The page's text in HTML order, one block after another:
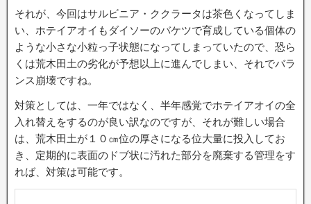
それが、今回はサルビニア・ククラータは茶色くなってしま
い、ホテイアオイもダイソーのバケツで育成している個体の
ような小さな小粒っ子状態になってしまっていたので、恐ら
くは荒木田土の劣化が予想以上に進んでしまい、それでバラ
ンス崩壊ですね。
対策としては、一年ではなく、半年感覚でホテイアオイの全
入れ替えをするのが良い訳なのですが、それが難しい場合
は、荒木田土が１０㎝位の厚さになる位大量に投入してお
き、定期的に表面のドブ状に汚れた部分を廃棄する管理をす
れば、対策は可能です。